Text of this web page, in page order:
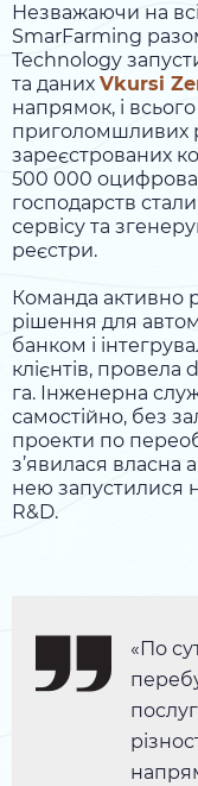
Незважаючи на
SmarFarming
Technology
та даних Vkursi
напрямок, і
приголомшливих
зареєстрованих
500 000
господарств
сервісу та
реєстри.
Команда активно
рішення для
банком і
клієнтів,
га. Інженерна
самостійно, без
проекти по
з’явилася власна
нею запустилися
R&D.
«По